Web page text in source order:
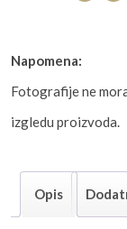
Napomena:
Fotografije ne
izgledu proizvoda.
Opis